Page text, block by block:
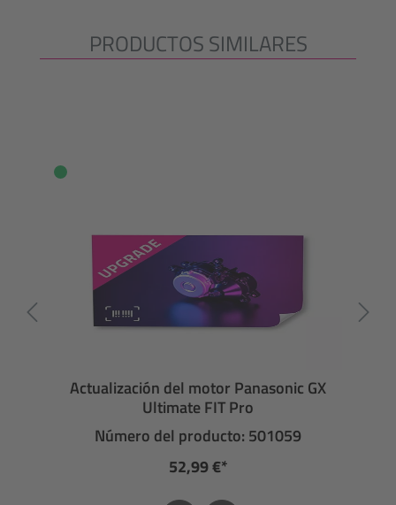
Omitir la galería de productos
PRODUCTOS SIMILARES
Actualización del motor Panasonic GX
Ultimate FIT Pro
Número del producto: 501059
52,99 €*